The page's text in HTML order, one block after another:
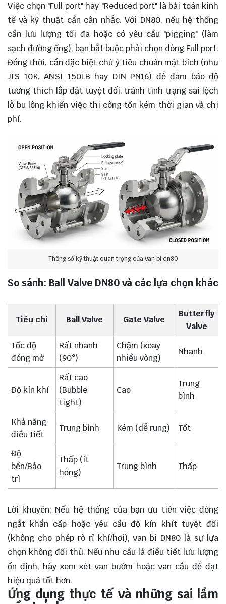
Việc chọn "Full port" hay "Reduced port" là bài toán kinh
tế và kỹ thuật cần cân nhắc. Với DN80, nếu hệ thống
cần lưu lượng tối đa hoặc có yêu cầu "pigging" (làm
sạch đường ống), bạn bắt buộc phải chọn dòng Full port.
Đồng thời, cần đặc biệt chú ý tiêu chuẩn mặt bích (như
JIS 10K, ANSI 150LB hay DIN PN16) để đảm bảo độ
tương thích lắp đặt tuyệt đối, tránh tình trạng sai lệch
lỗ bu lông khiến việc thi công tốn kém thời gian và chi
phí.
Thông số kỹ thuật quan trọng của van bi dn80
So sánh: Ball Valve DN80 và các lựa chọn khác
Tiêu chí Ball Valve Gate Valve
Butterfly
Valve
Tốc độ
đóng mở
Rất nhanh
(90°)
Chậm (xoay
nhiều vòng)
Nhanh
Độ kín khí
Rất cao
(Bubble
tight)
Cao
Trung
bình
Khả năng
điều tiết
Trung bình Kém (dễ rung) Tốt
Độ
bền/Bảo
trì
Thấp (ít
hỏng)
Trung bình Thấp
Lời khuyên: Nếu hệ thống của bạn ưu tiên việc đóng
ngắt khẩn cấp hoặc yêu cầu độ kín khít tuyệt đối
(không cho phép rò rỉ khí/hơi), van bi DN80 là sự lựa
chọn không đối thủ. Nếu nhu cầu là điều tiết lưu lượng
ổn định, hãy xem xét van bướm hoặc van cầu để đạt
hiệu quả tốt hơn.
Ứng dụng thực tế và những sai lầm